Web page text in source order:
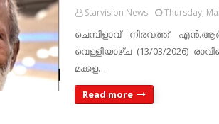
Starvision News Thursday,
ചെമ്പിളാവ് നിരവത്ത്
വെള്ളിയാഴ്ച (13/03/2026)
മക്കള…
Read more